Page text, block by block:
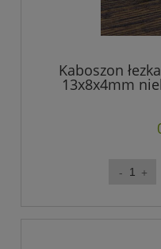
Kaboszon
13x8x4mm